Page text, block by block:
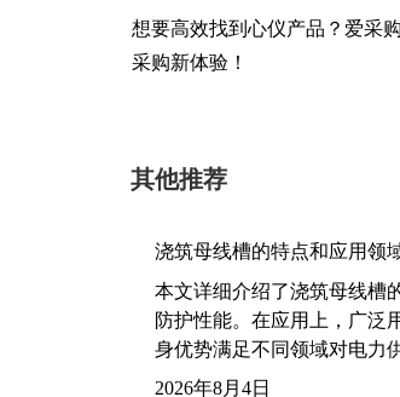
想要高效找到心仪产品？爱采
采购新体验！
其他推荐
浇筑母线槽的特点和应用领
本文详细介绍了浇筑母线槽
防护性能。在应用上，广泛
身优势满足不同领域对电力
2026年8月4日